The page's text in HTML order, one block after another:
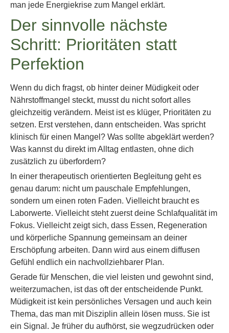
man jede Energiekrise zum Mangel erklärt.
Der sinnvolle nächste
Schritt: Prioritäten statt
Perfektion
Wenn du dich fragst, ob hinter deiner Müdigkeit oder
Nährstoffmangel steckt, musst du nicht sofort alles
gleichzeitig verändern. Meist ist es klüger, Prioritäten zu
setzen. Erst verstehen, dann entscheiden. Was spricht
klinisch für einen Mangel? Was sollte abgeklärt werden?
Was kannst du direkt im Alltag entlasten, ohne dich
zusätzlich zu überfordern?
In einer therapeutisch orientierten Begleitung geht es
genau darum: nicht um pauschale Empfehlungen,
sondern um einen roten Faden. Vielleicht braucht es
Laborwerte. Vielleicht steht zuerst deine Schlafqualität im
Fokus. Vielleicht zeigt sich, dass Essen, Regeneration
und körperliche Spannung gemeinsam an deiner
Erschöpfung arbeiten. Dann wird aus einem diffusen
Gefühl endlich ein nachvollziehbarer Plan.
Gerade für Menschen, die viel leisten und gewohnt sind,
weiterzumachen, ist das oft der entscheidende Punkt.
Müdigkeit ist kein persönliches Versagen und auch kein
Thema, das man mit Disziplin allein lösen muss. Sie ist
ein Signal. Je früher du aufhörst, sie wegzudrücken oder